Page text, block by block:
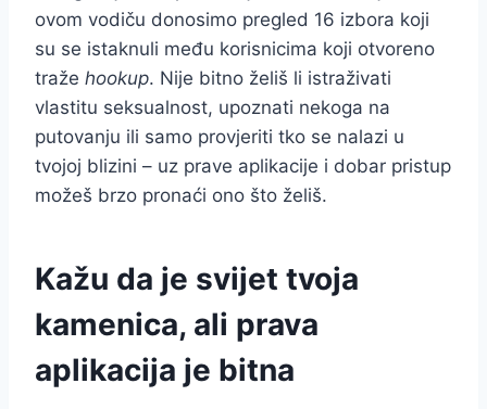
ovom vodiču donosimo pregled 16 izbora koji
su se istaknuli među korisnicima koji otvoreno
traže hookup. Nije bitno želiš li istraživati
vlastitu seksualnost, upoznati nekoga na
putovanju ili samo provjeriti tko se nalazi u
tvojoj blizini – uz prave aplikacije i dobar pristup
možeš brzo pronaći ono što želiš.
Kažu da je svijet tvoja
kamenica, ali prava
aplikacija je bitna